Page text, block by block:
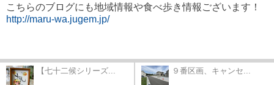
こちらのブログにも地域情報や食べ歩き情報ございます！
http://maru-wa.jugem.jp/
【七十二候シリーズ... ９番区画、キャンセ...